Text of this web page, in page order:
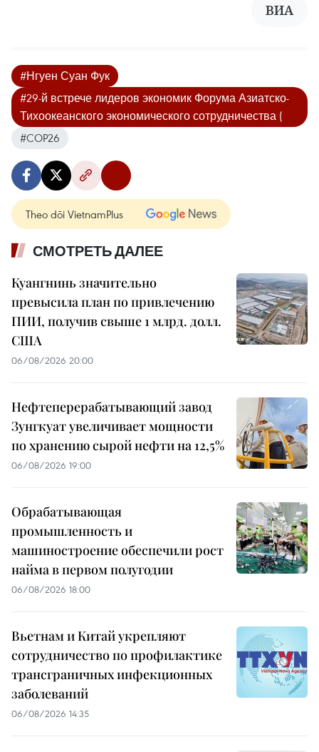
ВИА
#Нгуен Суан Фук
#29-й встрече лидеров экономик Форума Азиатско-
Тихоокеанского экономического сотрудничества (
#COP26
Theo dõi VietnamPlus
СМОТРЕТЬ ДАЛЕЕ
Куангнинь значительно
превысила план по привлечению
ПИИ, получив свыше 1 млрд. долл.
США
06/08/2026 20:00
Нефтеперерабатывающий завод
Зунгкуат увеличивает мощности
по хранению сырой нефти на 12,5%
06/08/2026 19:00
Обрабатывающая
промышленность и
машиностроение обеспечили рост
найма в первом полугодии
06/08/2026 18:00
Вьетнам и Китай укрепляют
сотрудничество по профилактике
трансграничных инфекционных
заболеваний
06/08/2026 14:35